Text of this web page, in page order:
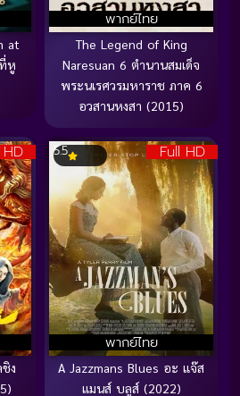
at
หู
พากย์ไทย
The Legend of King
Naresuan 6 ตำนานสมเด็จ
พระนเรศวรมหาราช ภาค 6
อวสานหงสา (2015)
ง
Full HD
พากย์ไทย
5.5
A Jazzmans Blues อะ แจ๊ส
แมนส์ บลูส์ (2022)